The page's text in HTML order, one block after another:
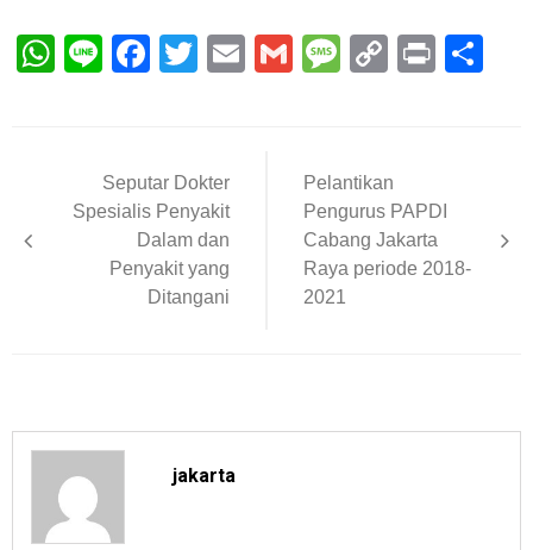
WhatsApp
LineFacebook
Twitter
EmailGmailMessage
Copy
Print
navigation
Seputar Dokter
Spesialis Penyakit
Dalam dan
Penyakit yang
Ditangani
Pelantikan
Pengurus PAPDI
Cabang Jakarta
Raya periode 2018-
2021
jakarta